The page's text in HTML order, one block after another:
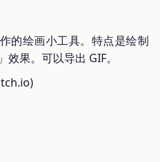
的绘画小工具。特点是绘制
果。可以导出 GIF。